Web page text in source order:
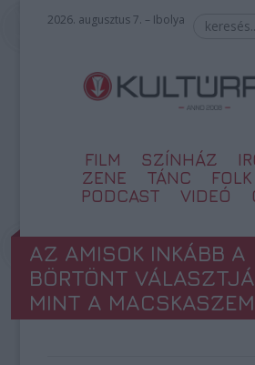
2026. augusztus 7. – Ibolya
FILM SZÍNHÁZ
ZENE
TÁNC FOLK
PODCAST
VIDEÓ
AZ AMISOK INKÁBB A
BÖRTÖNT
MINT A